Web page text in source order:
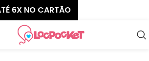
6X NO CARTÃO